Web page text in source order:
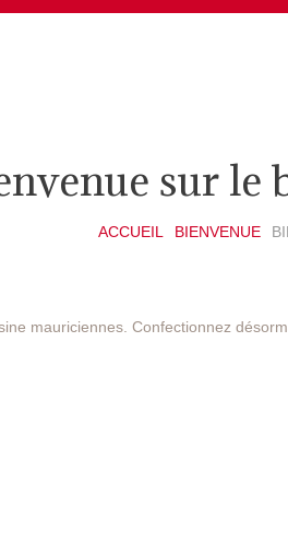
sur le
ACCUEIL BIENVENUE
mauriciennes. Confectionnez